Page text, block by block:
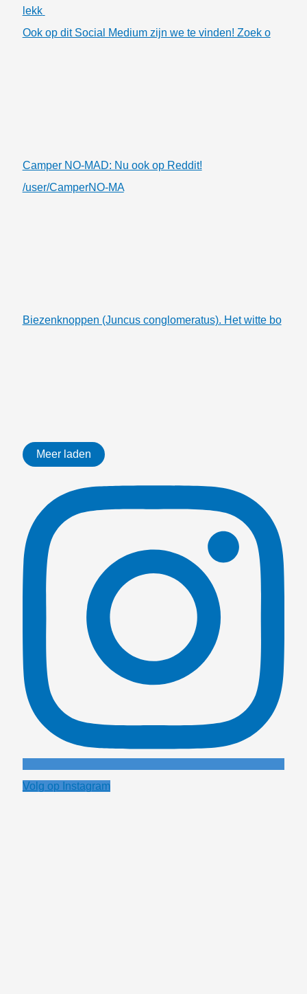
lekk
Ook op dit Social Medium zijn we te vinden! Zoek o
Camper NO-MAD: Nu ook op Reddit!
/user/CamperNO-MA
Biezenknoppen (Juncus conglomeratus). Het witte bo
Meer laden
Volg op Instagram